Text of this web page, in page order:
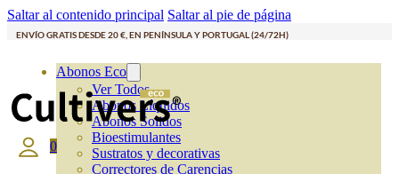
Saltar al contenido principal Saltar al pie de página
ENVÍO GRATIS DESDE 20 €, EN PENÍNSULA Y PORTUGAL (24/72H)
Abonos Eco
Ver Todos
Abonos Líquidos
Abonos Solidos
Bioestimulantes
Sustratos y decorativas
Correctores de Carencias
0